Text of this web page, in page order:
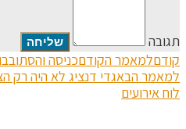
תגובה
קודםלמאמר הקודםכניסה
למאמר הבאגדי דנציג לא היה רק
לוח אירועים